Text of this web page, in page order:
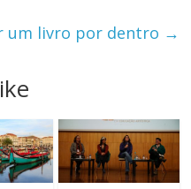
um livro por dentro →